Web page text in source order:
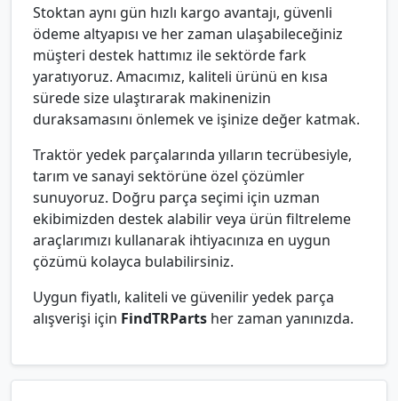
Stoktan aynı gün hızlı kargo avantajı, güvenli
ödeme altyapısı ve her zaman ulaşabileceğiniz
müşteri destek hattımız ile sektörde fark
yaratıyoruz. Amacımız, kaliteli ürünü en kısa
sürede size ulaştırarak makinenizin
duraksamasını önlemek ve işinize değer katmak.
Traktör yedek parçalarında yılların tecrübesiyle,
tarım ve sanayi sektörüne özel çözümler
sunuyoruz. Doğru parça seçimi için uzman
ekibimizden destek alabilir veya ürün filtreleme
araçlarımızı kullanarak ihtiyacınıza en uygun
çözümü kolayca bulabilirsiniz.
Uygun fiyatlı, kaliteli ve güvenilir yedek parça
alışverişi için FindTRParts her zaman yanınızda.